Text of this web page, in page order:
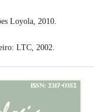
Loyola, 2010.
LTC, 2002.